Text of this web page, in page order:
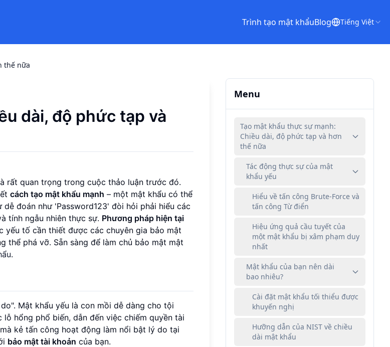
Trình tạo mật khẩuBlog Tiếng Việt
thế nữa
dài, độ phức tạp và
rất quan trọng trong cuộc thảo luận trước đó.
cách tạo mật khẩu mạnh – một mật khẩu có thể
đoán như 'Password123' đòi hỏi phải hiểu các
tính ngẫu nhiên thực sự. Phương pháp hiện tại
yếu tố cần thiết được các chuyên gia bảo mật
thể phá vỡ. Sẵn sàng để làm chủ bảo mật mật
.
Mật khẩu yếu là con mồi dễ dàng cho tội
hổng phổ biến, dẫn đến việc chiếm quyền tài
kẻ tấn công hoạt động làm nổi bật lý do tại
bảo mật tài khoản của bạn.
Menu
Tạo mật khẩu thực sự mạnh:
Chiều dài, độ phức tạp và hơn
thế nữa
Tác động thực sự của mật
khẩu yếu
Hiểu về tấn công Brute-Force và
tấn công Từ điển
Hiệu ứng quả cầu tuyết của
một mật khẩu bị xâm phạm duy
nhất
Mật khẩu của bạn nên dài
bao nhiêu?
Cài đặt mật khẩu tối thiểu được
khuyến nghị
Hưỡng dẫn của NIST về chiều
dài mật khẩu